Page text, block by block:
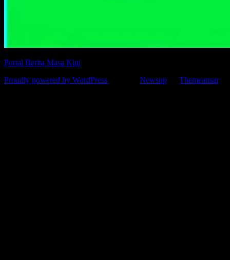
Portal Berita Masa Kini
Proudly powered by WordPress
Newsup Themeansar.